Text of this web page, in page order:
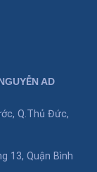
AD
Q.Thủ Đức,
13, Quận Bình